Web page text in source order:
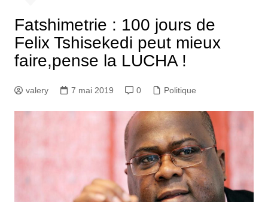
Fatshimetrie : 100 jours de
Felix Tshisekedi peut mieux
faire,pense la LUCHA !
valery 7 mai 2019 0 Politique